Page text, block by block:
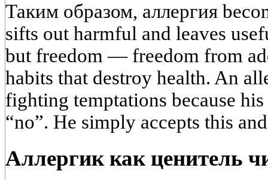
Таким образом, аллергия
sifts out harmful and leaves
but freedom — freedom from
habits that destroy health. An
fighting temptations because
“no”. He simply accepts this
Аллергик как ценитель